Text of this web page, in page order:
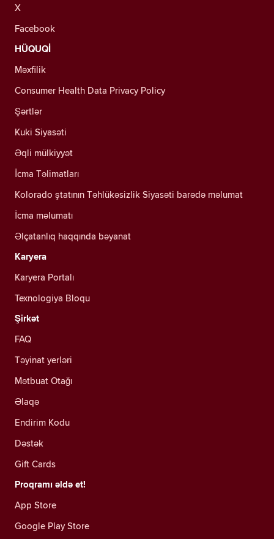
X
Facebook
HÜQUQİ
Məxfilik
Consumer Health Data Privacy Policy
Şərtlər
Kuki Siyasəti
Əqli mülkiyyət
İcma Təlimatları
Kolorado ştatının Təhlükəsizlik Siyasəti barədə məlumat
İcma məlumatı
Əlçatanlıq haqqında bəyanat
Karyera
Karyera Portalı
Texnologiya Bloqu
Şirkət
FAQ
Təyinat yerləri
Mətbuat Otağı
Əlaqə
Endirim Kodu
Dəstək
Gift Cards
Proqramı əldə et!
App Store
Google Play Store